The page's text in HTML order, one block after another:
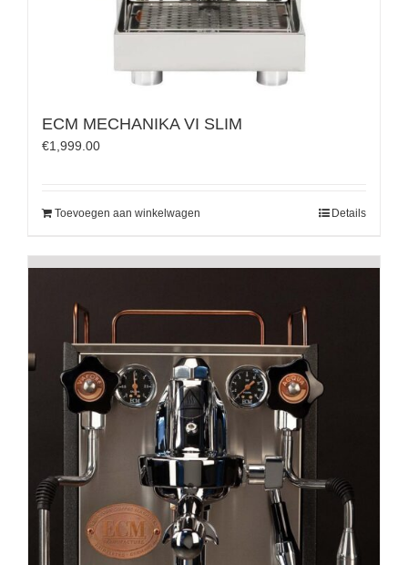
ECM MECHANIKA VI SLIM
€1,999.00
Toevoegen aan winkelwagen Details